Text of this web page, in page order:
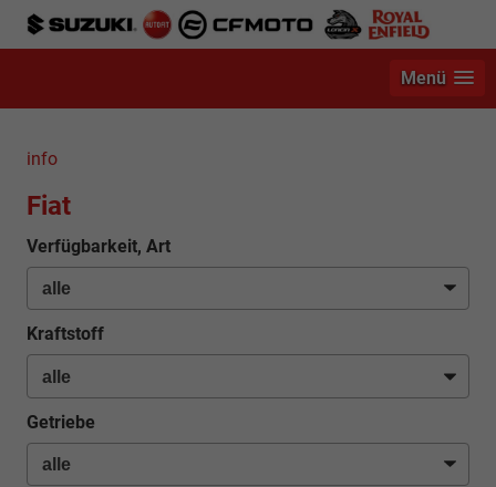
Menü
info
Fiat
Verfügbarkeit, Art
Kraftstoff
Getriebe